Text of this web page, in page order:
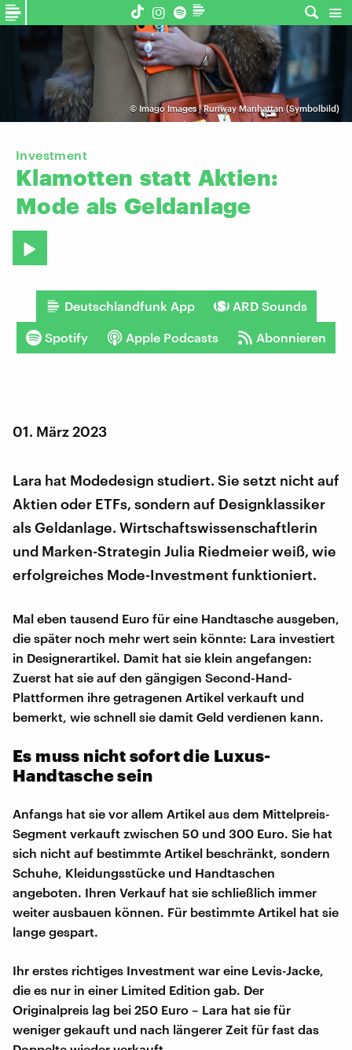
© Imago Images | Runway Manhattan (Symbolbild)
Investment
Klamotten statt Aktien:
Mode als Geldanlage
Deutschlandfunk App ARD Sounds
Spotify Apple Podcasts Abonnieren
01. März 2023
Lara hat Modedesign studiert. Sie setzt nicht auf
Aktien oder ETFs, sondern auf Designklassiker
als Geldanlage. Wirtschaftswissenschaftlerin
und Marken-Strategin Julia Riedmeier weiß, wie
erfolgreiches Mode-Investment funktioniert.
Mal eben tausend Euro für eine Handtasche ausgeben,
die später noch mehr wert sein könnte: Lara investiert
in Designerartikel. Damit hat sie klein angefangen:
Zuerst hat sie auf den gängigen Second-Hand-
Plattformen ihre getragenen Artikel verkauft und
bemerkt, wie schnell sie damit Geld verdienen kann.
Es muss nicht sofort die Luxus-
Handtasche sein
Anfangs hat sie vor allem Artikel aus dem Mittelpreis-
Segment verkauft zwischen 50 und 300 Euro. Sie hat
sich nicht auf bestimmte Artikel beschränkt, sondern
Schuhe, Kleidungsstücke und Handtaschen
angeboten. Ihren Verkauf hat sie schließlich immer
weiter ausbauen können. Für bestimmte Artikel hat sie
lange gespart.
Ihr erstes richtiges Investment war eine Levis-Jacke,
die es nur in einer Limited Edition gab. Der
Originalpreis lag bei 250 Euro – Lara hat sie für
weniger gekauft und nach längerer Zeit für fast das